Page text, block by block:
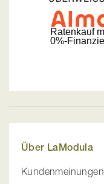
Über LaModula
Kundenmeinungen